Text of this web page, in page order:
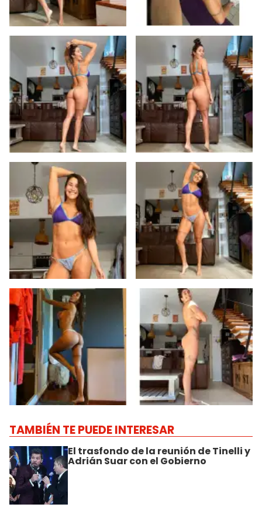
TAMBIÉN TE PUEDE INTERESAR
El trasfondo de la reunión de Tinelli y
Adrián Suar con el Gobierno